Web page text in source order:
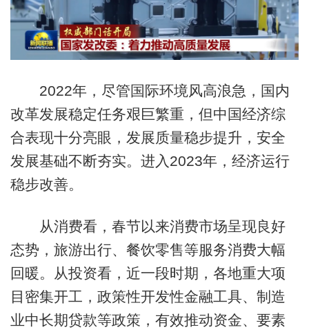
2022年，尽管国际环境风高浪急，国内
改革发展稳定任务艰巨繁重，但中国经济综
合表现十分亮眼，发展质量稳步提升，安全
发展基础不断夯实。进入2023年，经济运行
稳步改善。
从消费看，春节以来消费市场呈现良好
态势，旅游出行、餐饮零售等服务消费大幅
回暖。从投资看，近一段时期，各地重大项
目密集开工，政策性开发性金融工具、制造
业中长期贷款等政策，有效推动资金、要素